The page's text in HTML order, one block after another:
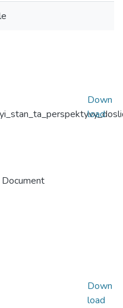
Down
load
Down
load